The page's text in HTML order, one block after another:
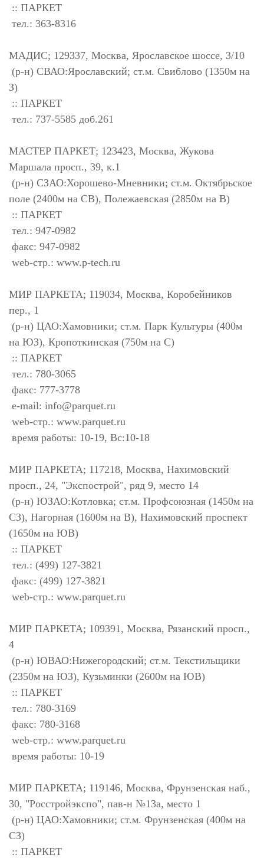
:: ПАРКЕТ
тел.: 363-8316
МАДИС; 129337, Москва, Ярославское шоссе, 3/10
(р-н) СВАО:Ярославский; ст.м. Свиблово (1350м на
З)
:: ПАРКЕТ
тел.: 737-5585 доб.261
МАСТЕР ПАРКЕТ; 123423, Москва, Жукова
Маршала просп., 39, к.1
(р-н) СЗАО:Хорошево-Мневники; ст.м. Октябрьское
поле (2400м на СВ), Полежаевская (2850м на В)
:: ПАРКЕТ
тел.: 947-0982
факс: 947-0982
web-стр.: www.p-tech.ru
МИР ПАРКЕТА; 119034, Москва, Коробейников
пер., 1
(р-н) ЦАО:Хамовники; ст.м. Парк Культуры (400м
на ЮЗ), Кропоткинская (750м на С)
:: ПАРКЕТ
тел.: 780-3065
факс: 777-3778
e-mail: info@parquet.ru
web-стр.: www.parquet.ru
время работы: 10-19, Вс:10-18
МИР ПАРКЕТА; 117218, Москва, Нахимовский
просп., 24, "Экспострой", ряд 9, место 14
(р-н) ЮЗАО:Котловка; ст.м. Профсоюзная (1450м на
СЗ), Нагорная (1600м на В), Нахимовский проспект
(1650м на ЮВ)
:: ПАРКЕТ
тел.: (499) 127-3821
факс: (499) 127-3821
web-стр.: www.parquet.ru
МИР ПАРКЕТА; 109391, Москва, Рязанский просп.,
4
(р-н) ЮВАО:Нижегородский; ст.м. Текстильщики
(2350м на ЮЗ), Кузьминки (2600м на ЮВ)
:: ПАРКЕТ
тел.: 780-3169
факс: 780-3168
web-стр.: www.parquet.ru
время работы: 10-19
МИР ПАРКЕТА; 119146, Москва, Фрунзенская наб.,
30, "Росстройэкспо", пав-н №13а, место 1
(р-н) ЦАО:Хамовники; ст.м. Фрунзенская (400м на
СЗ)
:: ПАРКЕТ